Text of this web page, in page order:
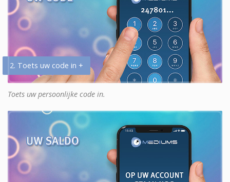
2. Toets uw code in +
Toets uw persoonlijke code in.